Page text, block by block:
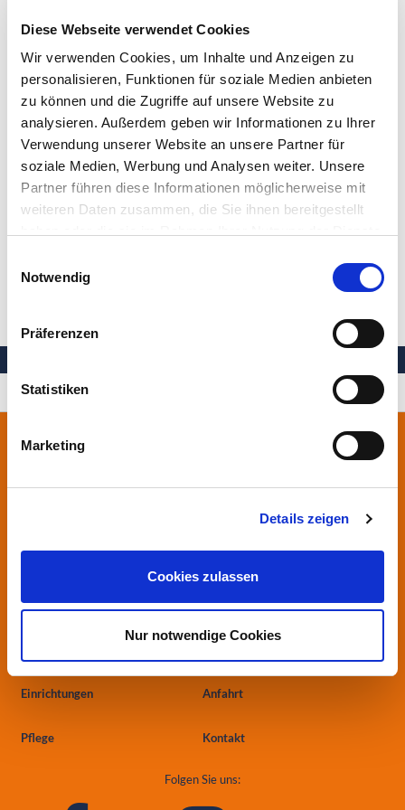
Diese Webseite verwendet Cookies
Wir verwenden Cookies, um Inhalte und Anzeigen zu
personalisieren, Funktionen für soziale Medien anbieten
zu können und die Zugriffe auf unsere Website zu
analysieren. Außerdem geben wir Informationen zu Ihrer
Verwendung unserer Website an unsere Partner für
soziale Medien, Werbung und Analysen weiter. Unsere
Partner führen diese Informationen möglicherweise mit
weiteren Daten zusammen, die Sie ihnen bereitgestellt
Notwendig
Präferenzen
Statistiken
Marketing
Details zeigen
Cookies zulassen
Nur notwendige Cookies
TIA
Tibia
TIVA
Transkutan
Transösophageal
Ihre Gesundheit in besten Händen
Stiftung Herzogin Elisabeth Hospital
info@heh-bs.de
Kliniken Aktuelles
Einrichtungen Anfahrt
Pflege Kontakt
Folgen Sie uns: